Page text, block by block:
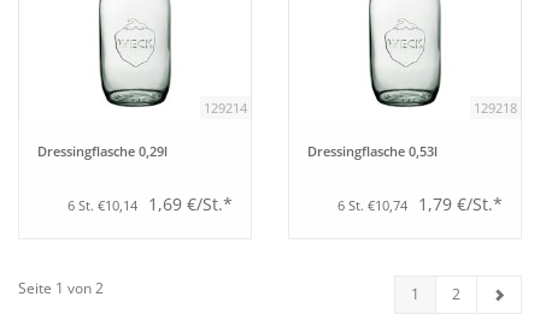
129214
Dressingflasche 0,29l
6 St. €10,14 1,69 €/St.*
129218
Dressingflasche 0,53l
6 St. €10,74 1,79 €/St.*
Seite 1 von 2 1 2